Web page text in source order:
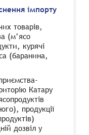
імпорту
товарів,
(м’ясо
курячі
(баранина,
Катару
продукції
дозвіл у